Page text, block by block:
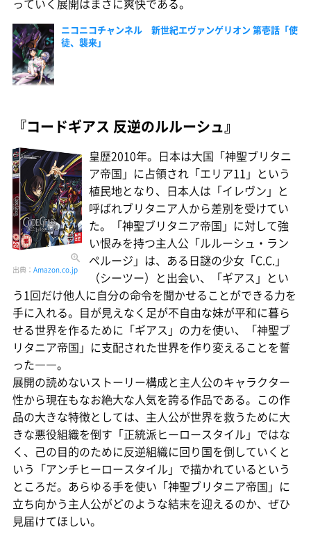
ニコニコチャンネル 新世紀エヴァンゲリオン 第壱話「使
徒、襲来」
『コードギアス 反逆のルルーシュ』
出典： Amazon.co.jp
皇歴2010年。日本は大国「神聖ブリタニ
ア帝国」に占領され「エリア11」という
植民地となり、日本人は「イレヴン」と
呼ばれブリタニア人から差別を受けてい
た。「神聖ブリタニア帝国」に対して強
い恨みを持つ主人公「ルルーシュ・ラン
ペルージ」は、ある日謎の少女「C.C.」
（シーツー）と出会い、「ギアス」とい
う1回だけ他人に自分の命令を聞かせることができる力を
手に入れる。目が見えなく足が不自由な妹が平和に暮ら
せる世界を作るために「ギアス」の力を使い、「神聖ブ
リタニア帝国」に支配された世界を作り変えることを誓
った――。
展開の読めないストーリー構成と主人公のキャラクター
性から現在もなお絶大な人気を誇る作品である。この作
品の大きな特徴としては、主人公が世界を救うために大
きな悪役組織を倒す「正統派ヒーロースタイル」ではな
く、己の目的のために反逆組織に回り国を倒していくと
いう「アンチヒーロースタイル」で描かれているという
ところだ。あらゆる手を使い「神聖ブリタニア帝国」に
立ち向かう主人公がどのような結末を迎えるのか、ぜひ
見届けてほしい。